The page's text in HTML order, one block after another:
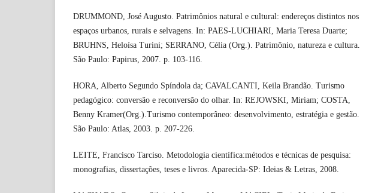
DRUMMOND, José Augusto. Patrimônios natural e cultural: endereços distintos nos
espaços urbanos, rurais e selvagens. In: PAES-LUCHIARI, Maria Teresa Duarte;
BRUHNS, Heloísa Turini; SERRANO, Célia (Org.). Patrimônio, natureza e cultura.
São Paulo: Papirus, 2007. p. 103-116.
HORA, Alberto Segundo Spíndola da; CAVALCANTI, Keila Brandão. Turismo
pedagógico: conversão e reconversão do olhar. In: REJOWSKI, Miriam; COSTA,
Benny Kramer(Org.).Turismo contemporâneo: desenvolvimento, estratégia e gestão.
São Paulo: Atlas, 2003. p. 207-226.
LEITE, Francisco Tarciso. Metodologia científica:métodos e técnicas de pesquisa:
monografias, dissertações, teses e livros. Aparecida-SP: Ideias & Letras, 2008.